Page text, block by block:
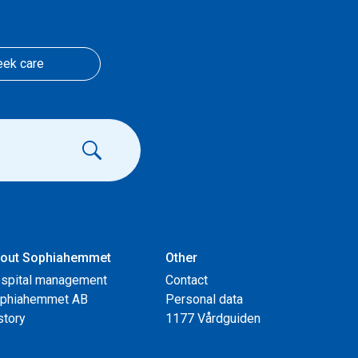
care
Sophiahemmet
management
AB
Other
Contact
Personal data
1177 Vårdguiden